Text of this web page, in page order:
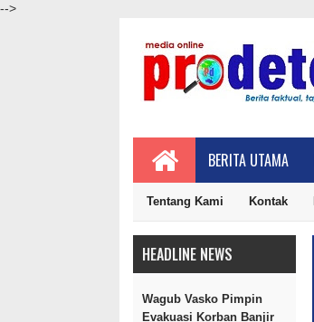
-->
BERITA UTAMA
Tentang Kami Kontak
HEADLINE NEWS
Wagub Vasko Pimpin
Evakuasi Korban Banjir